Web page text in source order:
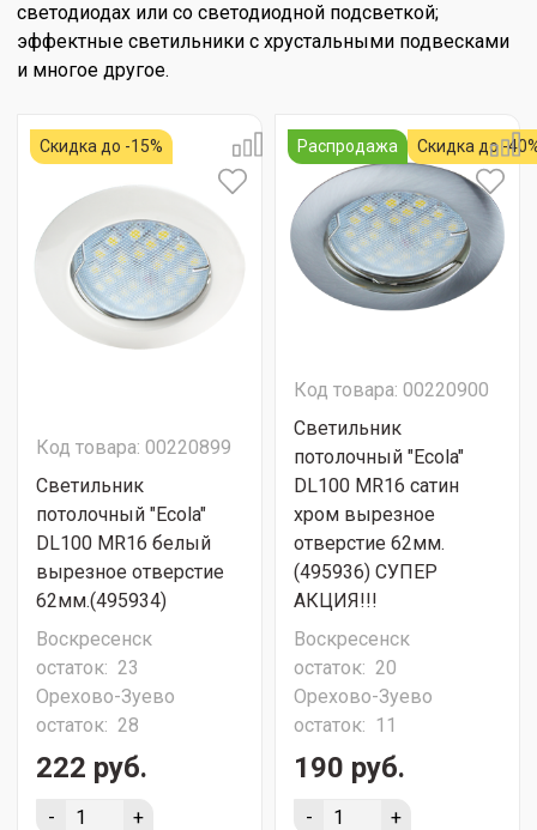
светодиодах или со светодиодной подсветкой;
эффектные светильники с хрустальными подвесками
и многое другое.
Скидка до -15%
Код товара: 00220899
Светильник
потолочный "Ecola"
DL100 MR16 белый
вырезное отверстие
62мм.(495934)
Воскресенск
остаток: 23
Орехово-Зуево
остаток: 28
222 руб.
- +
Распродажа Скидка до -
Код товара: 00220900
Светильник
потолочный "Ecola"
DL100 MR16 сатин
хром вырезное
отверстие 62мм.
(495936) СУПЕР
АКЦИЯ!!!
Воскресенск
остаток: 20
Орехово-Зуево
остаток: 11
190 руб.
- +